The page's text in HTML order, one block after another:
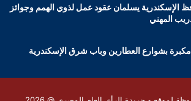
الإسكندرية يسلمان عقود عمل لذوي الهمم وجوائز
المهني
بشوارع العطارين وباب شرق الإسكندرية